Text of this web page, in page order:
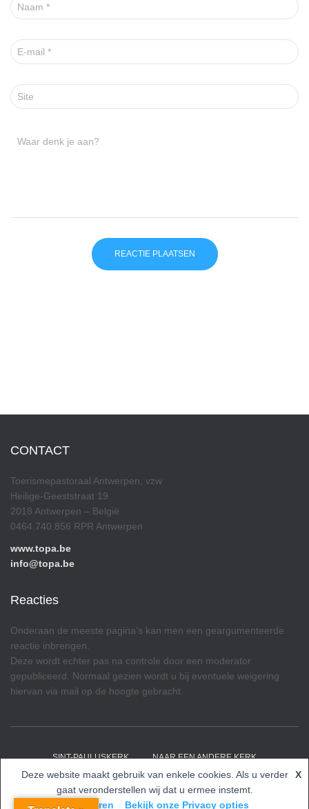
Naam *
E-mail *
Site
Waar denk je aan?
CONTACT
Toerismepastoraal Antwerpen, vzw
Heilige-Geeststraat 19
2018 Antwerpen – België
0464.740.856 RPR Antwerpen
www.topa.be
info@topa.be
Reacties
Onderaan de meeste pagina’s kan men een geargumenteerde
reactie inbrengen.
Deze wordt echter pas na controle door een moderator
gepubliceerd. Normaal gezien wordt u bij eventuele weigering
hiervan via mail op de hoogte gebracht.
SINT-PAULUSKERK NAAR EEN ANDERE KERK
Hestia | Ontwikkeld door ThemeIsle
Deze website maakt gebruik van enkele cookies. Als u verder
gaat veronderstellen wij dat u ermee instemt.
X
Accepteren Bekijk onze Privacy opties